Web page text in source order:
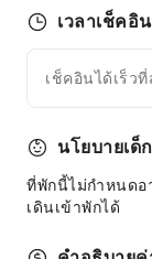
ชุดปฐมพยาบ
ถังดับเพลิง
เจ้าหน้าที่รัก
เวลาเช็คอิ
เช็คอินได้เร็วที่
นโยบายเด็
ที่พักนี้ไม่กำหนดอ
เดินเข้าพักได้